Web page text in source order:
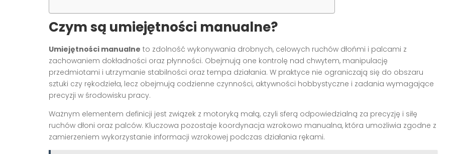
Czym są umiejętności manualne?
Umiejętności manualne to zdolność wykonywania drobnych, celowych ruchów dłońmi i palcami z
zachowaniem dokładności oraz płynności. Obejmują one kontrolę nad chwytem, manipulację
przedmiotami i utrzymanie stabilności oraz tempa działania. W praktyce nie ograniczają się do obszaru
sztuki czy rękodzieła, lecz obejmują codzienne czynności, aktywności hobbystyczne i zadania wymagające
precyzji w środowisku pracy.
Ważnym elementem definicji jest związek z motoryką małą, czyli sferą odpowiedzialną za precyzję i siłę
ruchów dłoni oraz palców. Kluczowa pozostaje koordynacja wzrokowo manualna, która umożliwia zgodne z
zamierzeniem wykorzystanie informacji wzrokowej podczas działania rękami.